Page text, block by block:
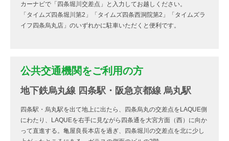
カーナビで「四条堀川交差点」と入力してお越しください。
「タイムズ四条堀川第2」「タイムズ四条西洞院第2」「タイムズラ
イフ四条烏丸店」のいずれかに駐車いただくと便利です。
公共交通機関をご利用の方
地下鉄烏丸線 四条駅・阪急京都線 烏丸駅
四条駅・烏丸駅を出て地上に出たら、四条烏丸の交差点をLAQUE側
にわたり、LAQUEを右手に見ながら四条通を大宮方面（西）に向か
って直進する。亀屋良長本店を過ぎ、四条堀川の交差点を北に少し